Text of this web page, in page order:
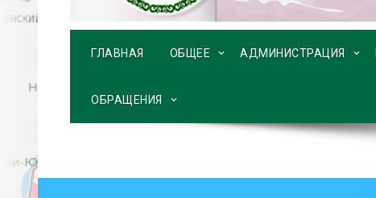
ГЛАВНАЯ ОБЩЕЕ АДМИНИСТРАЦИЯ
ОБРАЩЕНИЯ